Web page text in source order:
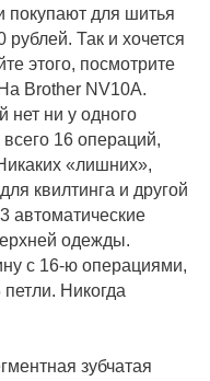
покупают для шитья
Так и хочется
этого, посмотрите
Brother NV10A.
нет ни у одного
16 операций,
«лишних»,
квилтинга и другой
автоматические
одежды.
с 16-ю операциями,
Никогда
зубчатая